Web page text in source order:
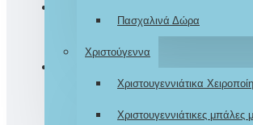
Πασχαλινά Δώρα
Χριστούγεννα
Χριστουγεννιάτικα
Χριστουγεννιάτικες μπάλες
Συνοδεύετε με ανάλογη